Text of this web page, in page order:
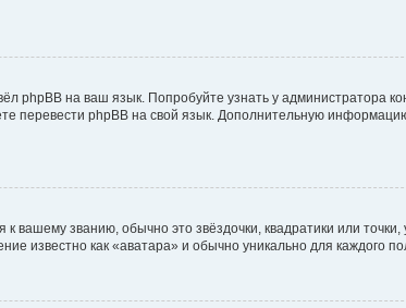
phpBB на ваш язык. Попробуйте узнать у администратора
перевести phpBB на свой язык. Дополнительную
вашему званию, обычно это звёздочки, квадратики или
известно как «аватара» и обычно уникально для каждого